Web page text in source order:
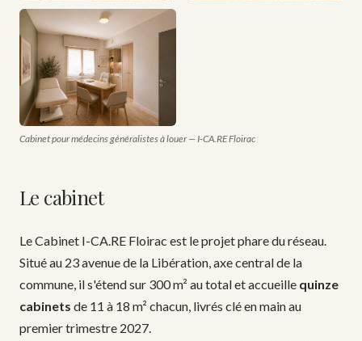
Cabinet pour médecins généralistes à louer — I‑CA.RE Floirac
Le cabinet
Le Cabinet I-CA.RE Floirac est le projet phare du réseau.
Situé au 23 avenue de la Libération, axe central de la
commune, il s'étend sur 300 m² au total et accueille quinze
cabinets de 11 à 18 m² chacun, livrés clé en main au
premier trimestre 2027.